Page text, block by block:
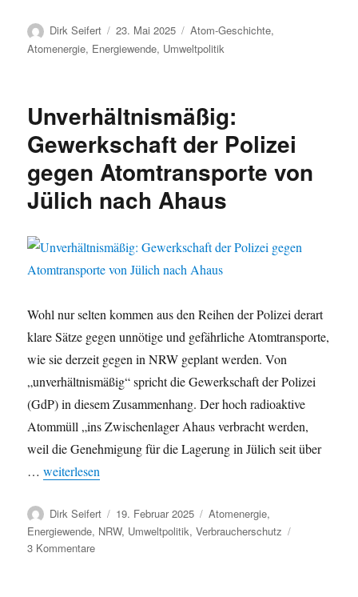
Autor
Dirk Seifert
Veröffentlicht
am
23. Mai 2025 Kategorien
Atom-Geschichte,
Atomenergie, Energiewende, Umweltpolitik
Unverhältnismäßig:
Gewerkschaft der Polizei
gegen Atomtransporte von
Jülich nach Ahaus
Wohl nur selten kommen aus den Reihen der Polizei derart
klare Sätze gegen unnötige und gefährliche Atomtransporte,
wie sie derzeit gegen in NRW geplant werden. Von
„unverhältnismäßig“ spricht die Gewerkschaft der Polizei
(GdP) in diesem Zusammenhang. Der hoch radioaktive
Atommüll „ins Zwischenlager Ahaus verbracht werden,
weil die Genehmigung für die Lagerung in Jülich seit über
…„Unverhältnismäßig: Gewerkschaft der Polizei gegen
weiterlesen
Autor
Dirk Seifert
Veröffentlicht
am
19. Februar 2025 Kategorien
Atomenergie,
Energiewende, NRW, Umweltpolitik,Verbraucherschutz
3 Kommentarezu